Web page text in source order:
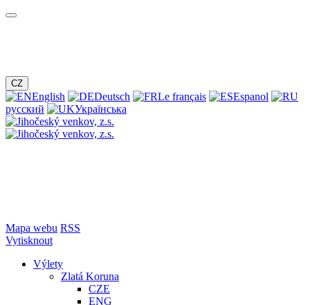
CZ
English Deutsch Le français
Espanol
русский
Українська
Mapa webu RSS
Vytisknout
Výlety
Zlatá Koruna
CZE
ENG